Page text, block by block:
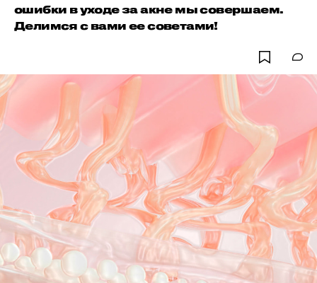
ошибки в уходе за акне мы совершаем.
Делимся с вами ее советами!